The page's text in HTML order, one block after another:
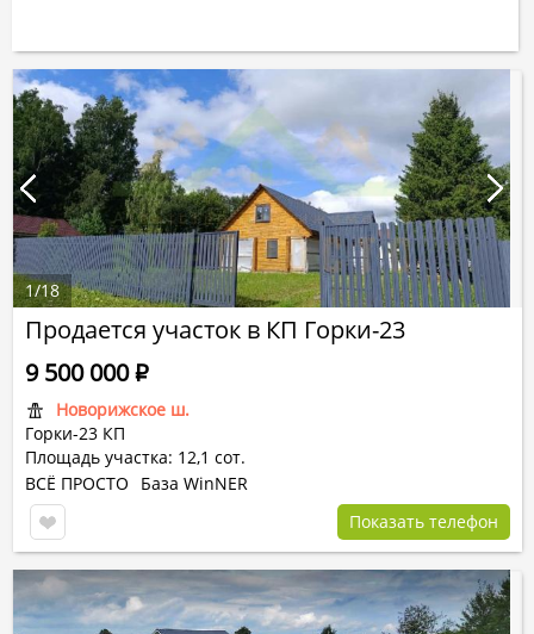
Продается участок в КП Горки-23
Новорижское ш.
Горки-23 КП
Площадь участка: 12,1 сот.
9 500 000Р
ВСЁ ПРОСТО
База WinNER
Показать телефон
1/18